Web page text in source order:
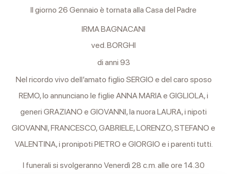
Il giorno 26 Gennaio è tornata alla Casa del Padre
IRMA BAGNACANI
ved. BORGHI
di anni 93
Nel ricordo vivo dell’amato figlio SERGIO e del caro sposo
REMO, lo annunciano le figlie ANNA MARIA e GIGLIOLA, i
generi GRAZIANO e GIOVANNI, la nuora LAURA, i nipoti
GIOVANNI, FRANCESCO, GABRIELE, LORENZO, STEFANO e
VALENTINA, i pronipoti PIETRO e GIORGIO e i parenti tutti.
I funerali si svolgeranno Venerdì 28 c.m. alle ore 14.30